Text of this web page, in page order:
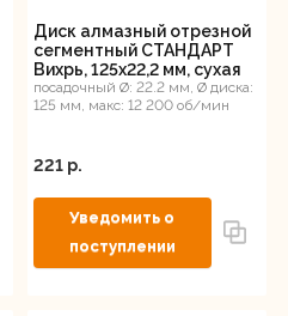
Диск алмазный отрезной
сегментный СТАНДАРТ
Вихрь, 125х22,2 мм, сухая
резка
посадочный Ø: 22.2 мм, Ø диска:
125 мм, макс: 12 200 об/мин
221 p.